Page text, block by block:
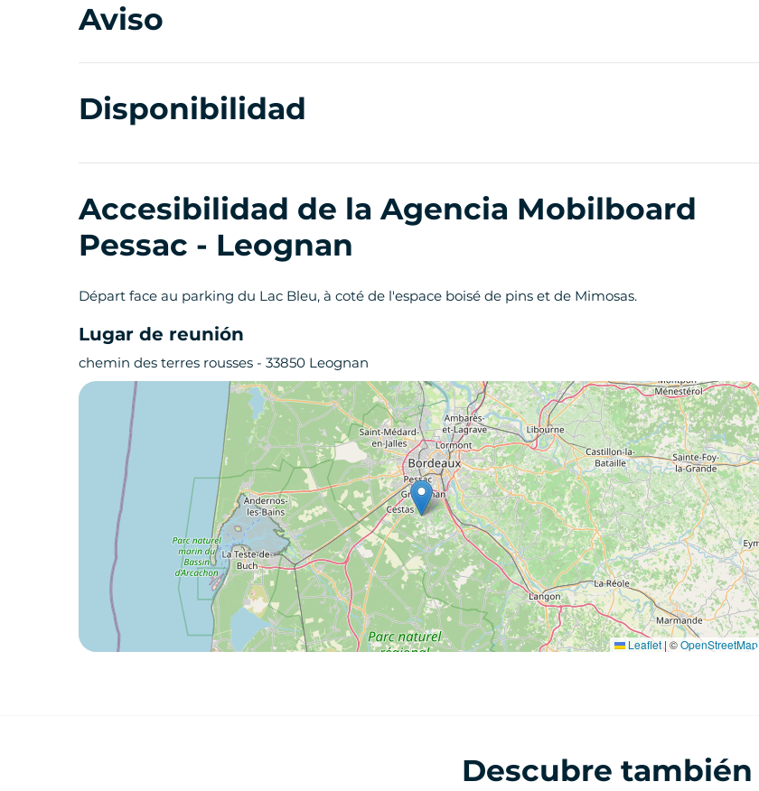
Aviso
Disponibilidad
Accesibilidad de la Agencia Mobilboard
Pessac - Leognan
Départ face au parking du Lac Bleu, à coté de l'espace boisé de pins et de Mimosas.
Lugar de reunión
chemin des terres rousses - 33850 Leognan
Leaflet | ©OpenStreetMap
Descubre también